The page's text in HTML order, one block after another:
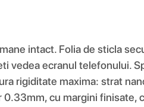
intact. Folia de sticla
vedea ecranul telefonului.
rigiditate maxima: strat
cu margini finisate,